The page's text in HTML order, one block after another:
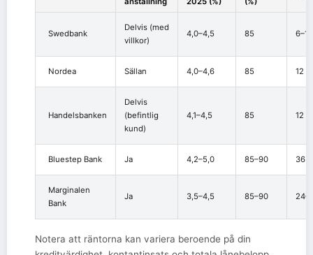
Swedbank
Delvis (med
villkor)
4,0–4,5 85
Nordea Sällan 4,0–4,6 85 12
Handelsbanken
Delvis
(befintlig
kund)
4,1–4,5 85 12
Bluestep Bank Ja 4,2–5,0 85–90 36
Marginalen
Bank
Ja 3,5–4,5 85–90
Notera att räntorna kan variera beroende på din